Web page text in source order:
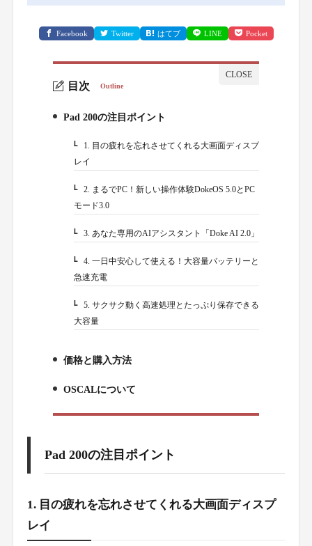
Facebook Twitter はてブ LINE Pocket
目次 Outline
1.
Pad 200の注目ポイント
1-1.1. 目の疲れを忘れさせてくれる大画面ディスプ
レイ
1-2.2. まるでPC！新しい操作体験DokeOS 5.0とPC
モード3.0
1-3.3. あなた専用のAIアシスタント「Doke AI 2.0」
1-4.4. 一日中安心して使える！大容量バッテリーと
急速充電
1-5.5. サクサク動く高速処理とたっぷり保存できる
大容量
価格と購入方法
OSCALについて
Pad 200の注目ポイント
1. 目の疲れを忘れさせてくれる大画面ディスプ
レイ